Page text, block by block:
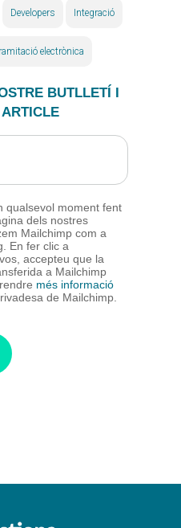
Developers Integració
electrònica
BUTLLETÍ I
qualsevol moment fent
dels nostres
Mailchimp com a
En fer clic a
accepteu que la
a Mailchimp
més informació
de Mailchimp.